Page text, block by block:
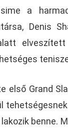
a
Denis
Grand
benne.